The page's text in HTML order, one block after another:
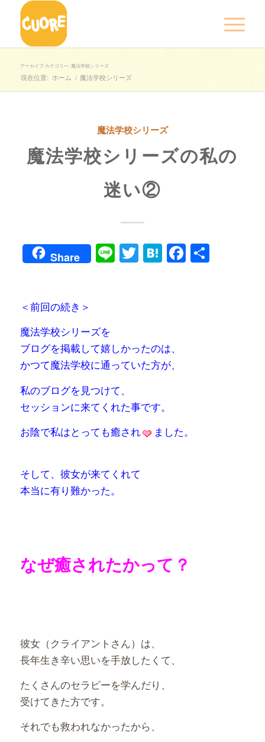
アーカイブ カテゴリー: 魔法学校シリーズ
現在位置: ホーム / 魔法学校シリーズ
魔法学校シリーズ
魔法学校シリーズの私の
迷い②
Share LineTwitter
Hatena共
＜前回の続き＞
魔法学校シリーズを
ブログを掲載して嬉しかったのは、
かつて魔法学校に通っていた方が、
私のブログを見つけて、
セッションに来てくれた事です。
お陰で私はとっても癒され
ました。
そして、彼女が来てくれて
本当に有り難かった。
なぜ癒されたかって？
彼女（クライアントさん）は、
長年生き辛い思いを手放したくて、
たくさんのセラピーを学んだり、
受けてきた方です。
それでも救われなかったから、